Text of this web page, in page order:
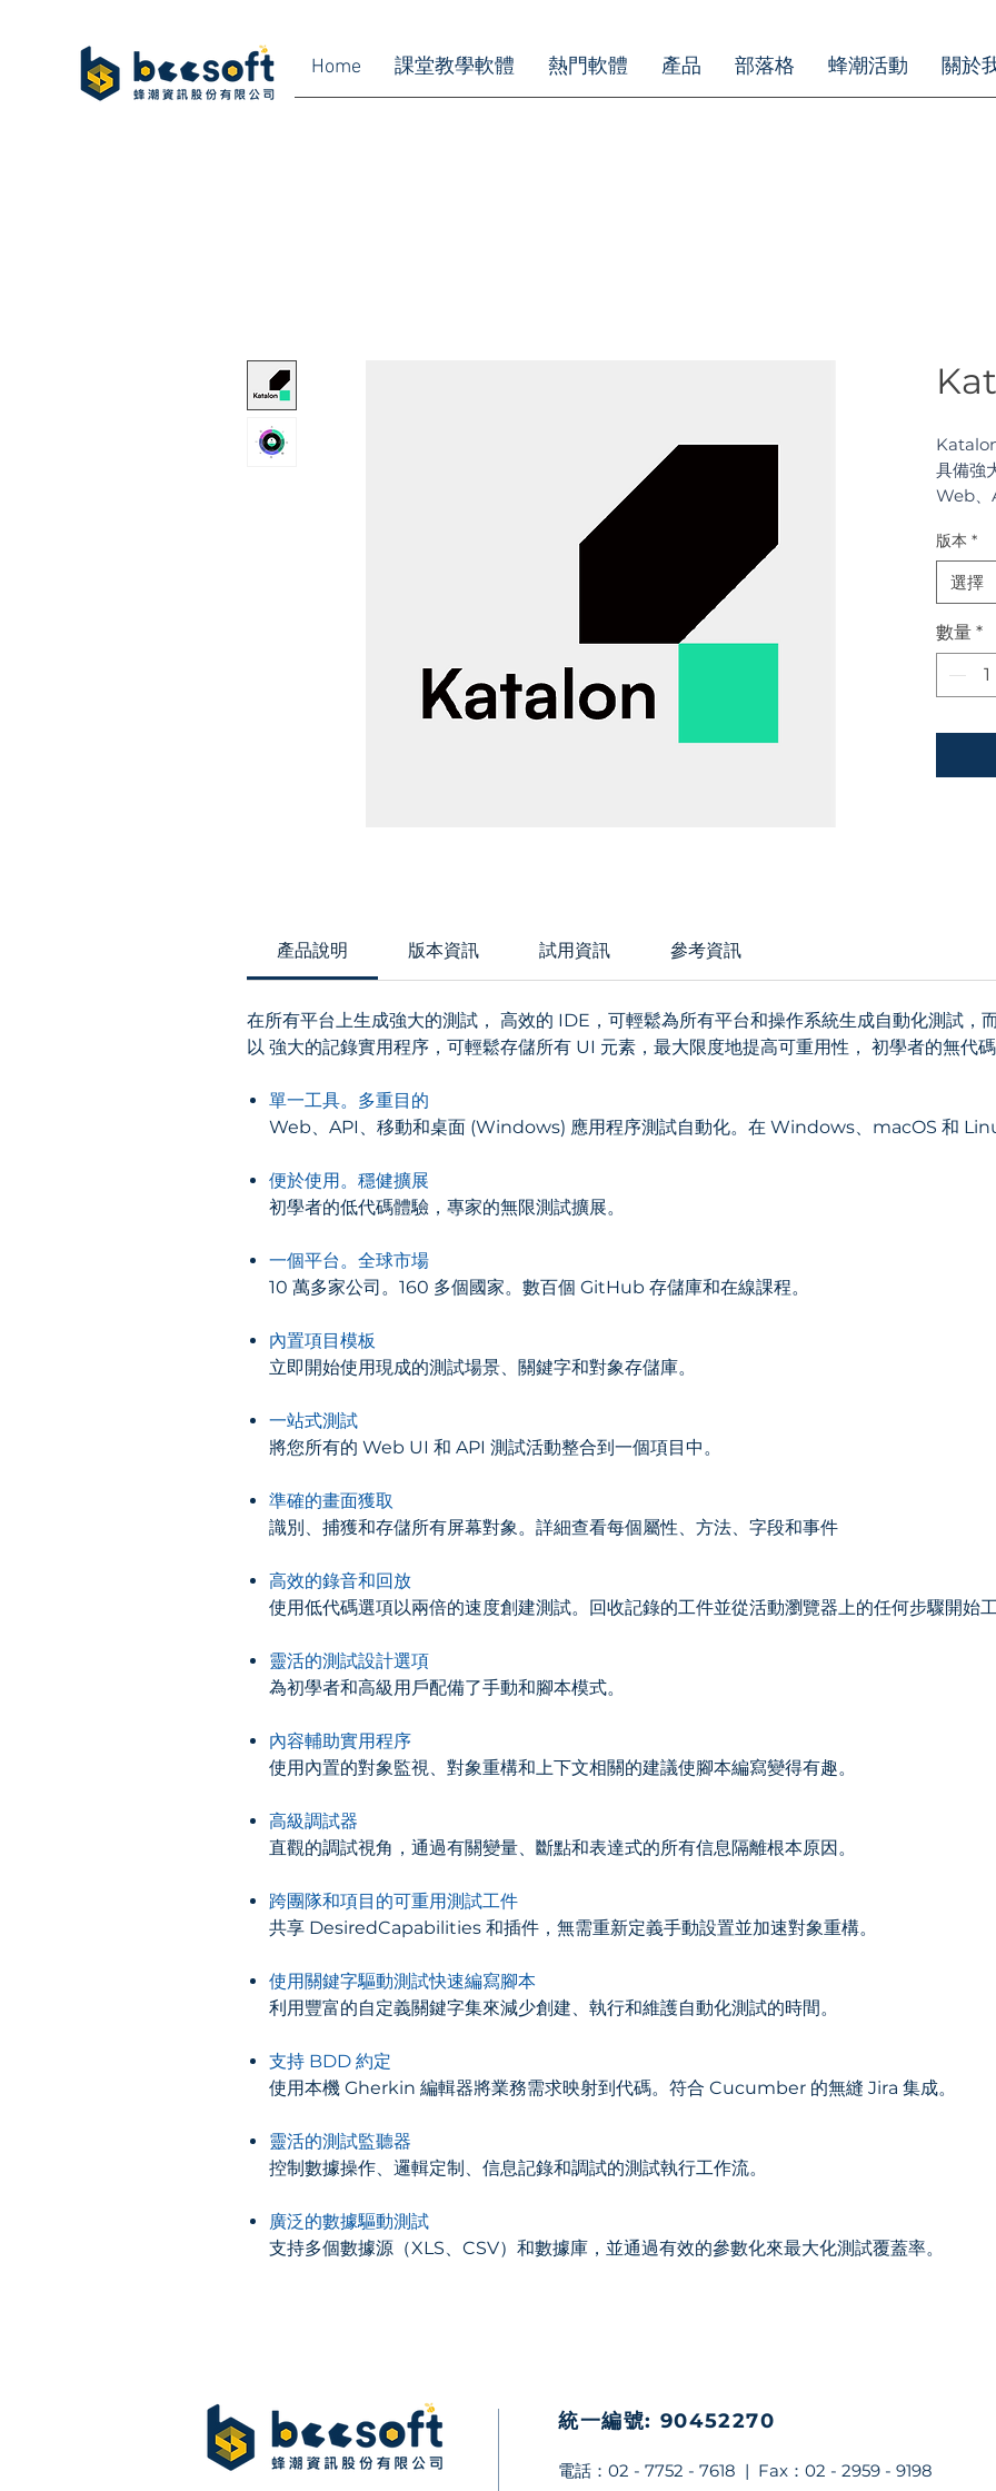
Home 課堂教學軟體 熱門軟體 產品 部落格 蜂潮活動 關於
具備強
Web、
版本 *
選擇
數量 *
產品說明 版本資訊 試用資訊 參考資訊
在所有平台上生成強大的測試， 高效的 IDE，可輕鬆為所有平台和操作系統生成自動化測試，
以 強大的記錄實用程序，可輕鬆存儲所有 UI 元素，最大限度地提高可重用性， 初學者的無代
單一工具。多重目的
Web、API、移動和桌面 (Windows) 應用程序測試自動化。在 Windows、macOS 和
便於使用。穩健擴展
初學者的低代碼體驗，專家的無限測試擴展。
一個平台。全球市場
10 萬多家公司。160 多個國家。數百個 GitHub 存儲庫和在線課程。
內置項目模板
立即開始使用現成的測試場景、關鍵字和對象存儲庫。
一站式測試
將您所有的 Web UI 和 API 測試活動整合到一個項目中。
準確的畫面獲取
識別、捕獲和存儲所有屏幕對象。詳細查看每個屬性、方法、字段和事件
高效的錄音和回放
使用低代碼選項以兩倍的速度創建測試。回收記錄的工件並從活動瀏覽器上的任何步驟開始
靈活的測試設計選項
為初學者和高級用戶配備了手動和腳本模式。
內容輔助實用程序
使用內置的對象監視、對象重構和上下文相關的建議使腳本編寫變得有趣。
高級調試器
直觀的調試視角，通過有關變量、斷點和表達式的所有信息隔離根本原因。
跨團隊和項目的可重用測試工件
共享 DesiredCapabilities 和插件，無需重新定義手動設置並加速對象重構。
使用關鍵字驅動測試快速編寫腳本
利用豐富的自定義關鍵字集來減少創建、執行和維護自動化測試的時間。
支持 BDD 約定
使用本機 Gherkin 編輯器將業務需求映射到代碼。符合 Cucumber 的無縫 Jira 集成。
靈活的測試監聽器
控制數據操作、邏輯定制、信息記錄和調試的測試執行工作流。
廣泛的數據驅動測試
支持多個數據源（XLS、CSV）和數據庫，並通過有效的參數化來最大化測試覆蓋率。
統一編號: 90452270
​電話：02 - 7752 - 7618 | Fax：02 - 2959 - 9198